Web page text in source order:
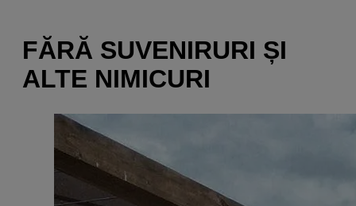
FĂRĂ SUVENIRURI ȘI
ALTE NIMICURI